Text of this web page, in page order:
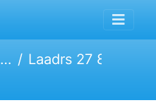
Laadrs 27 80 4354 143-4 | Transwaggon